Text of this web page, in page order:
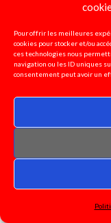
Pour offrir les meilleures
cookies pour stocker et/ou
ces technologies nous
navigation ou les ID uniques
consentement peut avoir un
4 pages spécial